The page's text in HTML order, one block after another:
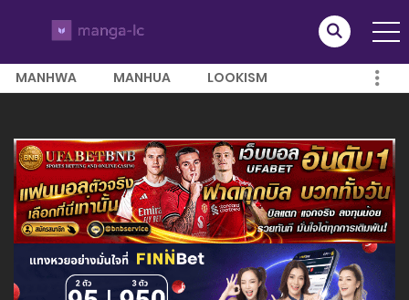
MANHWA MANHUA LOOKISM